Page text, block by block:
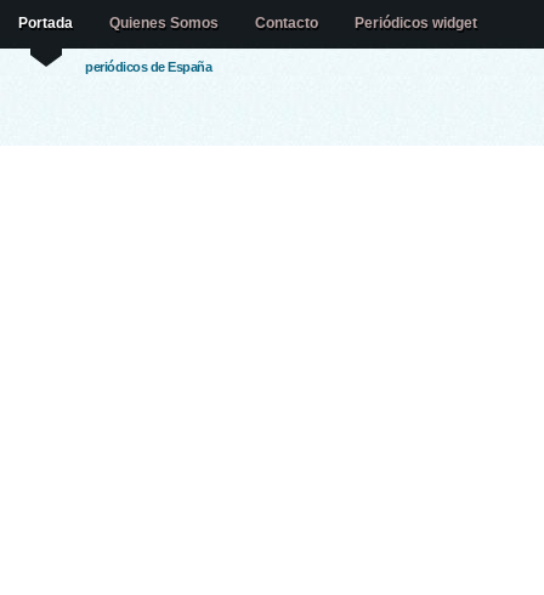
periódicos de España
Portada Quienes Somos Contacto Periódicos widget